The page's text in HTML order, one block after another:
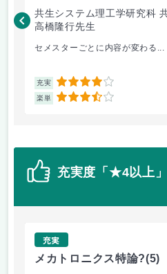
共生システム理工学研究科
高橋隆行先生
セメスターごとに内容が変わる...
充実 4
楽単 3.5
充実度「★4以上
充実
メカトロニクス特論?(5)